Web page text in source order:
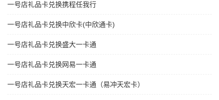
一号店礼品卡兑换携程任我行
一号店礼品卡兑换中欣卡(中欣通卡)
一号店礼品卡兑换盛大一卡通
一号店礼品卡兑换网易一卡通
一号店礼品卡兑换天宏一卡通（易冲天宏卡）